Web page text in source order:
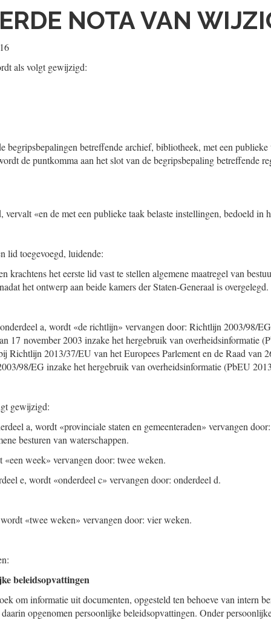
NOTA VAN
als volgt gewijzigd:
begripsbepalingen betreffende archief, bibliotheek, met een
de puntkomma aan het slot van de begripsbepaling betreffende
«en de met een publieke taak belaste instellingen, bedoeld in
lid toegevoegd, luidende:
krachtens het eerste lid vast te stellen algemene maatregel van
het ontwerp aan beide kamers der Staten-Generaal is overgelegd.
a, wordt «de richtlijn» vervangen door: Richtlijn 2003/98/
17 november 2003 inzake het hergebruik van overheidsinformatie
Richtlijn 2013/37/EU van het Europees Parlement en de Raad van
98/EG inzake het hergebruik van overheidsinformatie (PbEU
gewijzigd:
a, wordt «provinciale staten en gemeenteraden» vervangen
besturen van waterschappen.
week» vervangen door: twee weken.
e, wordt «onderdeel c» vervangen door: onderdeel d.
«twee weken» vervangen door: vier weken.
beleidsopvattingen
om informatie uit documenten, opgesteld ten behoeve van intern
opgenomen persoonlijke beleidsopvattingen. Onder